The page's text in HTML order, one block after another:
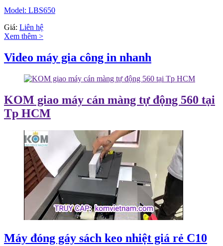
Model: LBS650
Giá: Liên hệ
Xem thêm >
Video máy gia công in nhanh
KOM giao máy cán màng tự động 560 tại
Tp HCM
Máy đóng gáy sách keo nhiệt giá rẻ C10